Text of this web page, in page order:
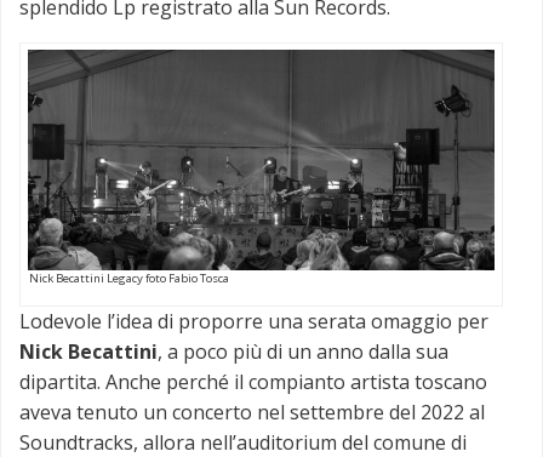
splendido Lp registrato alla Sun Records.
Nick Becattini Legacy foto Fabio Tosca
Lodevole l’idea di proporre una serata omaggio per
Nick Becattini, a poco più di un anno dalla sua
dipartita. Anche perché il compianto artista toscano
aveva tenuto un concerto nel settembre del 2022 al
Soundtracks, allora nell’auditorium del comune di